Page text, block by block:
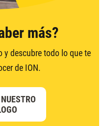
más?
y descubre todo lo que te
de ION.